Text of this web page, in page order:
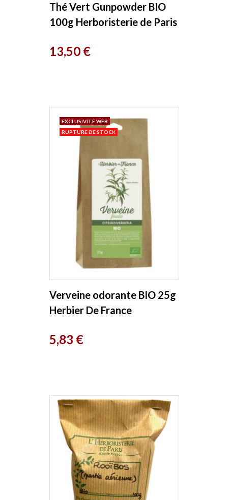
Thé Vert Gunpowder BIO
100g Herboristerie de Paris
Prix
13,50 €
Verveine odorante BIO 25g
Herbier De France
Prix
5,83 €
EXCLUSIVITÉ WEB
RUPTURE DE STOCK